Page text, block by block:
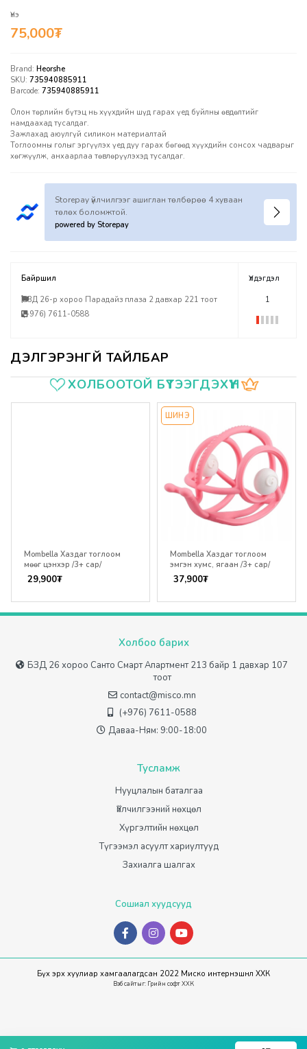
Үнэ
75,000₮
Brand: Heorshe
SKU: 735940885911
Barcode: 735940885911
Олон төрлийн бүтэц нь хүүхдийн шүд гарах үед буйлны өвдөлтийг
намдаахад тусалдаг.
Зажлахад аюулгүй силикон материалтай
Тоглоомны голыг эргүүлэх үед дуу гарах бөгөөд хүүхдийн сонсох чадварыг
хөгжүүлж, анхаарлаа төвлөрүүлэхэд тусалдаг.
Storepay үйлчилгээг ашиглан төлбөрөө 4 хуваан
төлөх боломжтой.
powered by Storepay
Байршил
БЗД 26-р хороо Парадайз плаза 2 давхар 221 тоот
(+976) 7611-0588
Үлдэгдэл
1
ҮзүүлэлтүүдХОЛБООТОЙ БҮТЭЭГДЭХҮҮН
Mombella Хаздаг тоглоом
мөөг цэнхэр /3+ сар/
29,900₮
ШИНЭ
Mombella Хаздаг тоглоом
эмгэн хумс, ягаан /3+ сар/
37,900₮
Холбоо барих
БЗД 26 хороо Санто Смарт Апартмент 213 байр 1 давхар 107
тоот
contact@misco.mn
(+976) 7611-0588
Даваа-Ням: 9:00-18:00
Тусламж
Нууцлалын баталгаа
Үйлчилгээний нөхцөл
Хүргэлтийн нөхцөл
Түгээмэл асуулт хариултууд
Захиалга шалгах
Сошиал хуудсууд
Бүх эрх хуулиар хамгаалагдсан 2022 Миско интернэшнл ХХК
Вэб сайтыг: Грийн софт ХХК